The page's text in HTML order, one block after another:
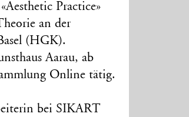
Practice»
an der
(HGK).
Aarau, ab
Online tätig.
bei SIKART